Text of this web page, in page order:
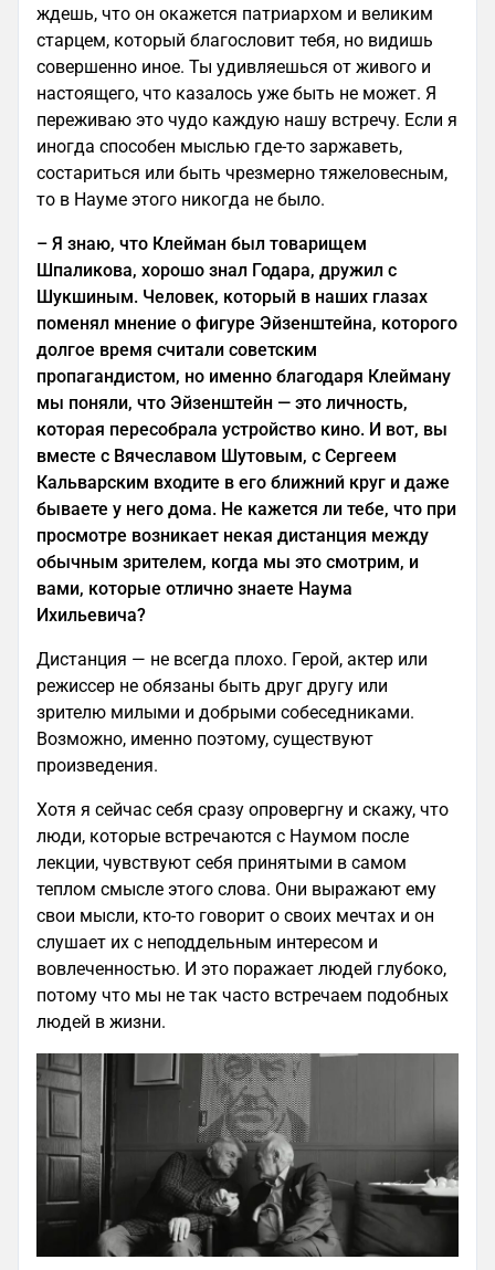
ждешь, что он окажется патриархом и великим
старцем, который благословит тебя, но видишь
совершенно иное. Ты удивляешься от живого и
настоящего, что казалось уже быть не может. Я
переживаю это чудо каждую нашу встречу. Если я
иногда способен мыслью где-то заржаветь,
состариться или быть чрезмерно тяжеловесным,
то в Науме этого никогда не было.
– Я знаю, что Клейман был товарищем
Шпаликова, хорошо знал Годара, дружил с
Шукшиным. Человек, который в наших глазах
поменял мнение о фигуре Эйзенштейна, которого
долгое время считали советским
пропагандистом, но именно благодаря Клейману
мы поняли, что Эйзенштейн — это личность,
которая пересобрала устройство кино. И вот, вы
вместе с Вячеславом Шутовым, с Сергеем
Кальварским входите в его ближний круг и даже
бываете у него дома. Не кажется ли тебе, что при
просмотре возникает некая дистанция между
обычным зрителем, когда мы это смотрим, и
вами, которые отлично знаете Наума
Ихильевича?
Дистанция — не всегда плохо. Герой, актер или
режиссер не обязаны быть друг другу или
зрителю милыми и добрыми собеседниками.
Возможно, именно поэтому, существуют
произведения.
Хотя я сейчас себя сразу опровергну и скажу, что
люди, которые встречаются с Наумом после
лекции, чувствуют себя принятыми в самом
теплом смысле этого слова. Они выражают ему
свои мысли, кто-то говорит о своих мечтах и он
слушает их с неподдельным интересом и
вовлеченностью. И это поражает людей глубоко,
потому что мы не так часто встречаем подобных
людей в жизни.